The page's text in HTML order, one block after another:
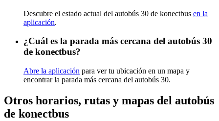
Descubre el estado actual del autobús 30 de konectbus en la
aplicación.
¿Cuál es la parada más cercana del autobús 30
de konectbus?
Abre la aplicación para ver tu ubicación en un mapa y
encontrar la parada más cercana del autobús 30.
Otros horarios, rutas y mapas del autobús
de konectbus